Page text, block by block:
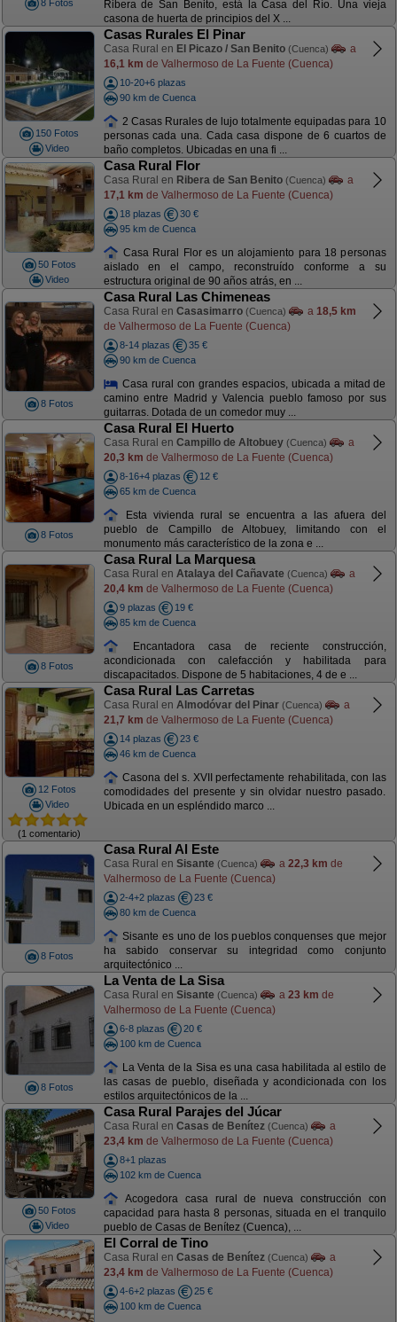
8 Fotos
Ribera de San Benito, está la Casa del Río. Una vieja
casona de huerta de principios del X ...
150 Fotos
Video
Casas Rurales El Pinar
Casa Rural en El Picazo / San Benito (Cuenca)
a
16,1 km de Valhermoso de La Fuente (Cuenca)
10-20+6 plazas
90 km de Cuenca
2 Casas Rurales de lujo totalmente equipadas para 10
personas cada una. Cada casa dispone de 6 cuartos de
baño completos. Ubicadas en una fi ...
50 Fotos
Video
Casa Rural Flor
Casa Rural en Ribera de San Benito (Cuenca)
a
17,1 km de Valhermoso de La Fuente (Cuenca)
18 plazas
30 €
95 km de Cuenca
Casa Rural Flor es un alojamiento para 18 personas
aislado en el campo, reconstruído conforme a su
estructura original de 90 años atrás, en ...
8 Fotos
Casa Rural Las Chimeneas
Casa Rural en Casasimarro (Cuenca) a 18,5 km
de Valhermoso de La Fuente (Cuenca)
8-14 plazas
35 €
90 km de Cuenca
Casa rural con grandes espacios, ubicada a mitad de
camino entre Madrid y Valencia pueblo famoso por sus
guitarras. Dotada de un comedor muy ...
8 Fotos
Casa Rural El Huerto
Casa Rural en Campillo de Altobuey (Cuenca)
a
20,3 km de Valhermoso de La Fuente (Cuenca)
8-16+4 plazas
12 €
65 km de Cuenca
Esta vivienda rural se encuentra a las afuera del
pueblo de Campillo de Altobuey, limitando con el
monumento más característico de la zona e ...
8 Fotos
Casa Rural La Marquesa
Casa Rural en Atalaya del Cañavate (Cuenca)
a
20,4 km de Valhermoso de La Fuente (Cuenca)
9 plazas
19 €
85 km de Cuenca
Encantadora casa de reciente construcción,
acondicionada con calefacción y habilitada para
discapacitados. Dispone de 5 habitaciones, 4 de e ...
12 Fotos
Video
(1 comentario)
Casa Rural Las Carretas
Casa Rural en Almodóvar del Pinar (Cuenca)
a
21,7 km de Valhermoso de La Fuente (Cuenca)
14 plazas
23 €
46 km de Cuenca
Casona del s. XVII perfectamente rehabilitada, con las
comodidades del presente y sin olvidar nuestro pasado.
Ubicada en un espléndido marco ...
8 Fotos
Casa Rural Al Este
Casa Rural en Sisante (Cuenca) a 22,3 km de
Valhermoso de La Fuente (Cuenca)
2-4+2 plazas
23 €
80 km de Cuenca
Sisante es uno de los pueblos conquenses que mejor
ha sabido conservar su integridad como conjunto
arquitectónico ...
8 Fotos
La Venta de La Sisa
Casa Rural en Sisante (Cuenca) a 23 km de
Valhermoso de La Fuente (Cuenca)
6-8 plazas
20 €
100 km de Cuenca
La Venta de la Sisa es una casa habilitada al estilo de
las casas de pueblo, diseñada y acondicionada con los
estilos arquitectónicos de la ...
50 Fotos
Video
Casa Rural Parajes del Júcar
Casa Rural en Casas de Benítez (Cuenca)
a
23,4 km de Valhermoso de La Fuente (Cuenca)
8+1 plazas
102 km de Cuenca
Acogedora casa rural de nueva construcción con
capacidad para hasta 8 personas, situada en el tranquilo
pueblo de Casas de Benítez (Cuenca), ...
El Corral de Tino
Casa Rural en Casas de Benítez (Cuenca)
a
23,4 km de Valhermoso de La Fuente (Cuenca)
4-6+2 plazas
25 €
100 km de Cuenca